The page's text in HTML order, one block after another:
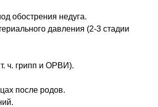
обострения недуга.
давления (2-3 стадии
ч. грипп и ОРВИ).
после родов.